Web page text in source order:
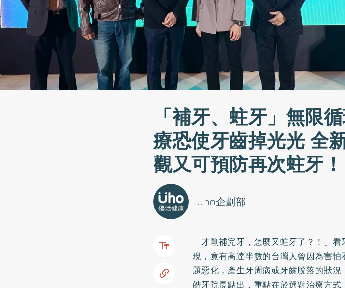
「補牙、蛀牙」無限
療恐使牙齒掉光光 全
觀又可預防再次蛀牙！
Uho企劃部
「才剛補完牙，怎麼又蛀牙了？！」
現，竟有高達半數的台灣人曾因為害
題惡化，產生牙周病或牙齒脫落的狀
皓牙院長點出，重點在於選對治療方